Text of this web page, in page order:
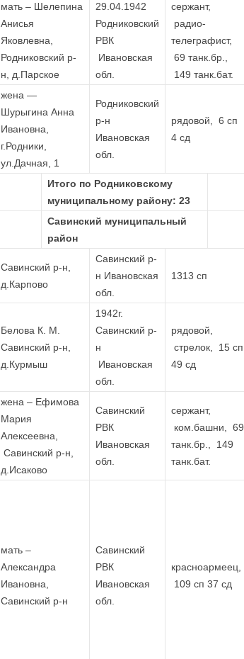
мать – Шелепина
Анисья
Яковлевна,
Родниковский р-
н, д.Парское
29.04.1942
Родниковский
РВК
Ивановская
обл.
сержант,
радио-
телеграфист,
69 танк.бр.,
149 танк.бат.
жена —
Шурыгина Анна
Ивановна,
г.Родники,
ул.Дачная, 1
Родниковский
р-н
Ивановская
обл.
рядовой, 6 сп
4 сд
Итого по Родниковскому
муниципальному району: 23
Савинский муниципальный
район
Савинский р-н,
д.Карпово
Савинский р-
н Ивановская
обл.
1313 сп
Белова К. М.
Савинский р-н,
д.Курмыш
1942г.
Савинский р-
н
Ивановская
обл.
рядовой,
стрелок, 15 сп
49 сд
жена – Ефимова
Мария
Алексеевна,
Савинский р-н,
д.Исаково
Савинский
РВК
Ивановская
обл.
сержант,
ком.башни, 69
танк.бр., 149
танк.бат.
мать –
Александра
Ивановна,
Савинский р-н
Савинский
РВК
Ивановская
обл.
красноармеец,
109 сп 37 сд